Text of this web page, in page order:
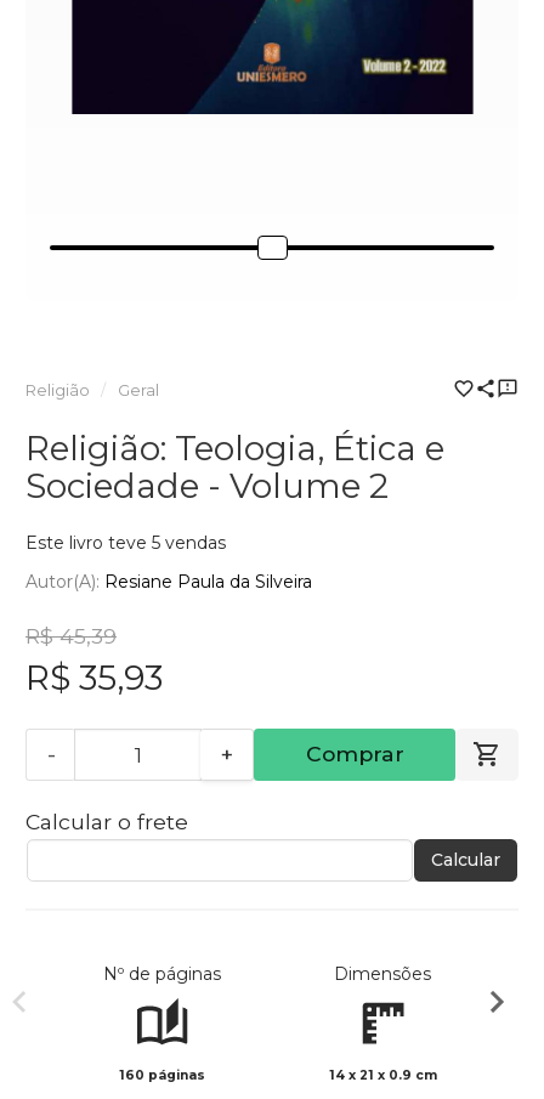
Religião Geral
Religião: Teologia, Ética e
Sociedade - Volume 2
Este livro teve 5 vendas
Autor(a): Resiane Paula da Silveira
R$ 45,39
R$ 35,93
- + Comprar
Calcular o frete
Calcular
Nº de páginas
160 páginas
Dimensões
14 x 21 x 0.9 cm